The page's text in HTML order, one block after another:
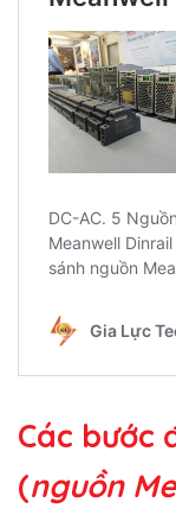
Các bước
(nguồn